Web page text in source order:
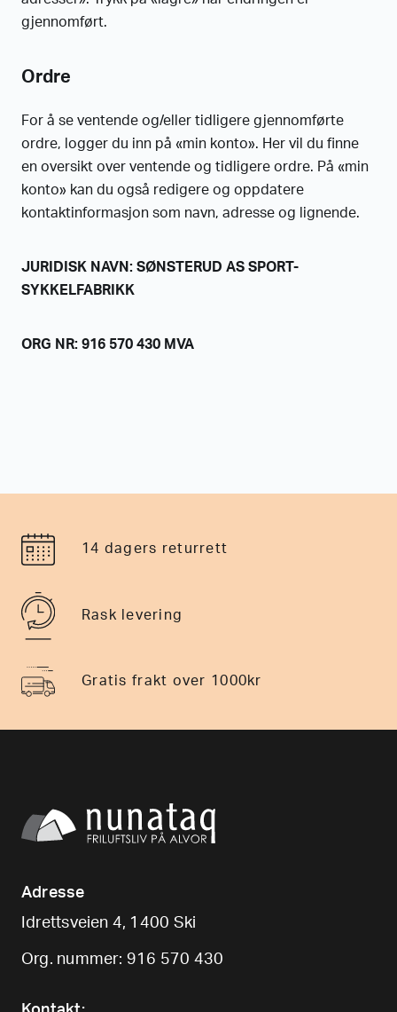
gjennomført.
Ordre
For å se ventende og/eller tidligere gjennomførte
ordre, logger du inn på «min konto». Her vil du finne
en oversikt over ventende og tidligere ordre. På «min
konto» kan du også redigere og oppdatere
kontaktinformasjon som navn, adresse og lignende.
JURIDISK NAVN: SØNSTERUD AS SPORT-
SYKKELFABRIKK
ORG NR: 916 570 430 MVA
14 dagers returrett
Rask levering
Gratis frakt over 1000kr
Adresse
Idrettsveien 4, 1400 Ski
Org. nummer: 916 570 430